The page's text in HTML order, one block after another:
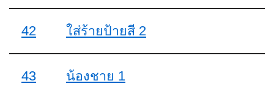
42 ใส่ร้ายป้ายสี 2
43 น้องชาย 1